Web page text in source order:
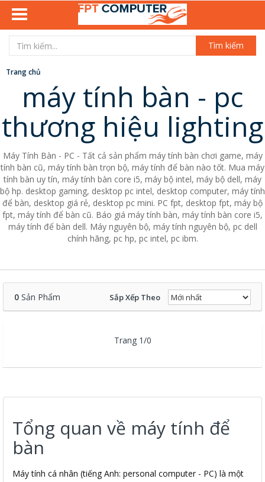
Tìm kiếm
Trang chủ
máy tính bàn - pc
thương hiệu lighting
Máy Tính Bàn - PC - Tất cả sản phẩm máy tính bàn chơi game, máy
tính bàn cũ, máy tính bàn trọn bộ, máy tính để bàn nào tốt. Mua máy
tính bàn uy tín, máy tính bàn core i5, máy bộ intel, máy bộ dell, máy
bộ hp. desktop gaming, desktop pc intel, desktop computer, máy tính
để bàn, desktop giá rẻ, desktop pc mini. PC fpt, desktop fpt, máy bộ
fpt, máy tính để bàn cũ. Báo giá máy tính bàn, máy tính bàn core i5,
máy tính để bàn dell. Máy nguyên bộ, máy tính nguyên bộ, pc dell
chính hãng, pc hp, pc intel, pc ibm.
0 Sản Phẩm Sắp Xếp Theo
Trang 1/0
Tổng quan về máy tính để
bàn
Máy tính cá nhân (tiếng Anh: personal computer - PC) là một